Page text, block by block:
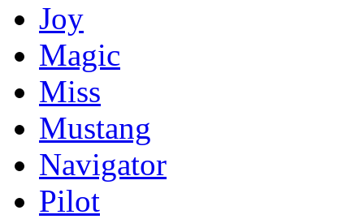
Joy
Magic
Miss
Mustang
Navigator
Pilot